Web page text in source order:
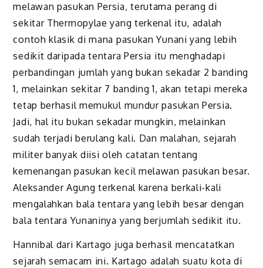
melawan pasukan Persia, terutama perang di
sekitar Thermopylae yang terkenal itu, adalah
contoh klasik di mana pasukan Yunani yang lebih
sedikit daripada tentara Persia itu menghadapi
perbandingan jumlah yang bukan sekadar 2 banding
1, melainkan sekitar 7 banding 1, akan tetapi mereka
tetap berhasil memukul mundur pasukan Persia.
Jadi, hal itu bukan sekadar mungkin, melainkan
sudah terjadi berulang kali. Dan malahan, sejarah
militer banyak diisi oleh catatan tentang
kemenangan pasukan kecil melawan pasukan besar.
Aleksander Agung terkenal karena berkali-kali
mengalahkan bala tentara yang lebih besar dengan
bala tentara Yunaninya yang berjumlah sedikit itu.
Hannibal dari Kartago juga berhasil mencatatkan
sejarah semacam ini. Kartago adalah suatu kota di